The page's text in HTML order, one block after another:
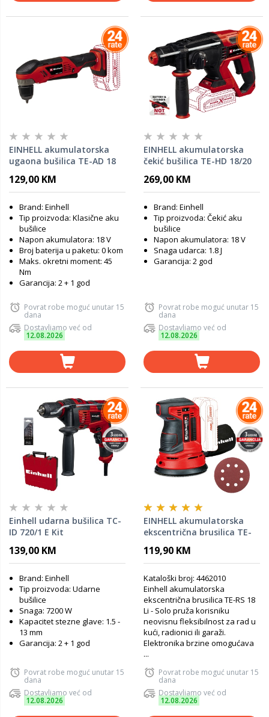
EINHELL akumulatorska
ugaona bušilica TE-AD 18
129,00 KM
Brand: Einhell
Tip proizvoda: Klasične aku
bušilice
Napon akumulatora: 18 V
Broj baterija u paketu: 0 kom
Maks. okretni moment: 45
Nm
Garancija: 2 + 1 god
Povrat robe moguć unutar 15
dana
Dostavljamo već od
12.08.2026
EINHELL akumulatorska
čekić bušilica TE-HD 18/20
269,00 KM
Brand: Einhell
Tip proizvoda: Čekić aku
bušilice
Napon akumulatora: 18 V
Snaga udarca: 1.8 J
Garancija: 2 god
Povrat robe moguć unutar 15
dana
Dostavljamo već od
12.08.2026
Einhell udarna bušilica TC-
ID 720/1 E Kit
139,00 KM
Brand: Einhell
Tip proizvoda: Udarne
bušilice
Snaga: 7200 W
Kapacitet stezne glave: 1.5 -
13 mm
Garancija: 2 + 1 god
Povrat robe moguć unutar 15
dana
Dostavljamo već od
12.08.2026
EINHELL akumulatorska
ekscentrična brusilica TE-
119,90 KM
Kataloški broj: 4462010
Einhell akumulatorska
ekscentrična brusilica TE-RS 18
Li - Solo pruža korisniku
neovisnu fleksibilnost za rad u
kući, radionici ili garaži.
Elektronika brzine omogućava
...
Povrat robe moguć unutar 15
dana
Dostavljamo već od
12.08.2026